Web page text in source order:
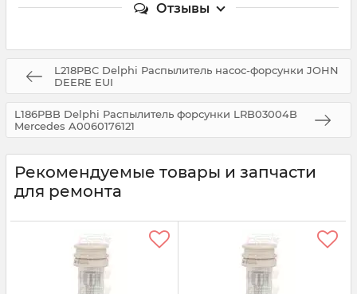
Отзывы
L218PBC Delphi Распылитель насос-форсунки JOHN
DEERE EUI
L186PBB Delphi Распылитель форсунки LRB03004B
Mercedes A0060176121
Рекомендуемые товары и запчасти
для ремонта